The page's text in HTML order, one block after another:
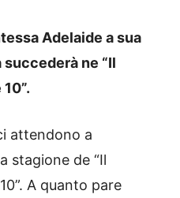
Adelaide a sua
ne “Il
attendono a
stagione de “Il
A quanto pare